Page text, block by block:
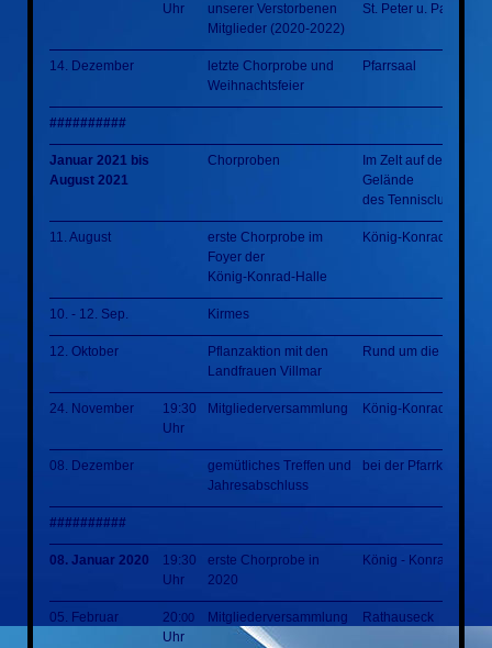
Uhr
unserer Verstorbenen
Mitglieder (2020-2022)
St. Peter u. Paul
14. Dezember
letzte Chorprobe und
Weihnachtsfeier
Pfarrsaal
##########
Januar 2021 bis
August 2021
Chorproben
Im Zelt auf dem
Gelände
des Tennisclubs
11. August
erste Chorprobe im
Foyer der
König-Konrad-Halle
König-Konrad-Halle
10. - 12. Sep. Kirmes
12. Oktober
Pflanzaktion mit den
Landfrauen Villmar
Rund um die KKH
24. November
19:30
Uhr
Mitgliederversammlung König-Konrad-Halle
08. Dezember
gemütliches Treffen und
Jahresabschluss
bei der Pfarrkirche
##########
08. Januar 2020
19:30
Uhr
erste Chorprobe in
2020
König - Konrad -
05. Februar 20:00
Uhr
Mitgliederversammlung Rathauseck